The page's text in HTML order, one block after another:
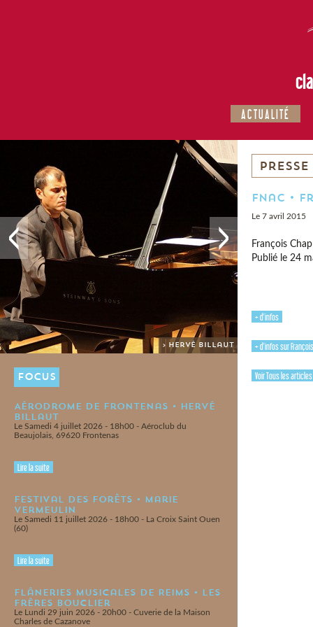
ACTUALITÉ
> Hervé Billaut
FOCUS
Aérodrome de Frontenas • Hervé
Billaut
Le Samedi 4 juillet 2026 - 18h00 - Aéroclub du
Beaujolais, 69620 Frontenas
Lire la suite
Festival des Forêts • Marie
Vermeulin
Le Samedi 11 juillet 2026 - 18h00 - La Croix Saint Ouen
(60)
Lire la suite
Flâneries Musicales de Reims • Les
Frères Bouclier
Le Lundi 29 juin 2026 - 20h00 - Cuverie de la Maison
Charles de Cazanove
PRESSE
Fnac •
Le 7 avril 2015
François
Publié le 24
+ d'infos
+ d'infos sur
Voir Tous les